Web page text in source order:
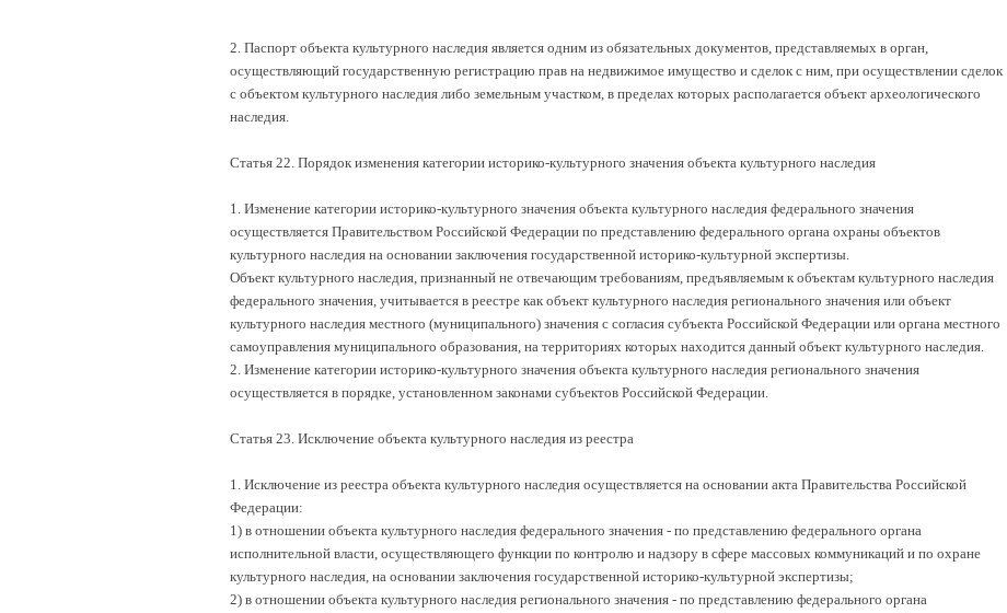
2. Паспорт объекта культурного наследия является одним из обязательных документов, представляемых в орган,
осуществляющий государственную регистрацию прав на недвижимое имущество и сделок с ним, при осуществлении сделок
с объектом культурного наследия либо земельным участком, в пределах которых располагается объект археологического
наследия.
Статья 22. Порядок изменения категории историко-культурного значения объекта культурного наследия
1. Изменение категории историко-культурного значения объекта культурного наследия федерального значения
осуществляется Правительством Российской Федерации по представлению федерального органа охраны объектов
культурного наследия на основании заключения государственной историко-культурной экспертизы.
Объект культурного наследия, признанный не отвечающим требованиям, предъявляемым к объектам культурного наследия
федерального значения, учитывается в реестре как объект культурного наследия регионального значения или объект
культурного наследия местного (муниципального) значения с согласия субъекта Российской Федерации или органа местного
самоуправления муниципального образования, на территориях которых находится данный объект культурного наследия.
2. Изменение категории историко-культурного значения объекта культурного наследия регионального значения
осуществляется в порядке, установленном законами субъектов Российской Федерации.
Статья 23. Исключение объекта культурного наследия из реестра
1. Исключение из реестра объекта культурного наследия осуществляется на основании акта Правительства Российской
Федерации:
1) в отношении объекта культурного наследия федерального значения - по представлению федерального органа
исполнительной власти, осуществляющего функции по контролю и надзору в сфере массовых коммуникаций и по охране
культурного наследия, на основании заключения государственной историко-культурной экспертизы;
2) в отношении объекта культурного наследия регионального значения - по представлению федерального органа